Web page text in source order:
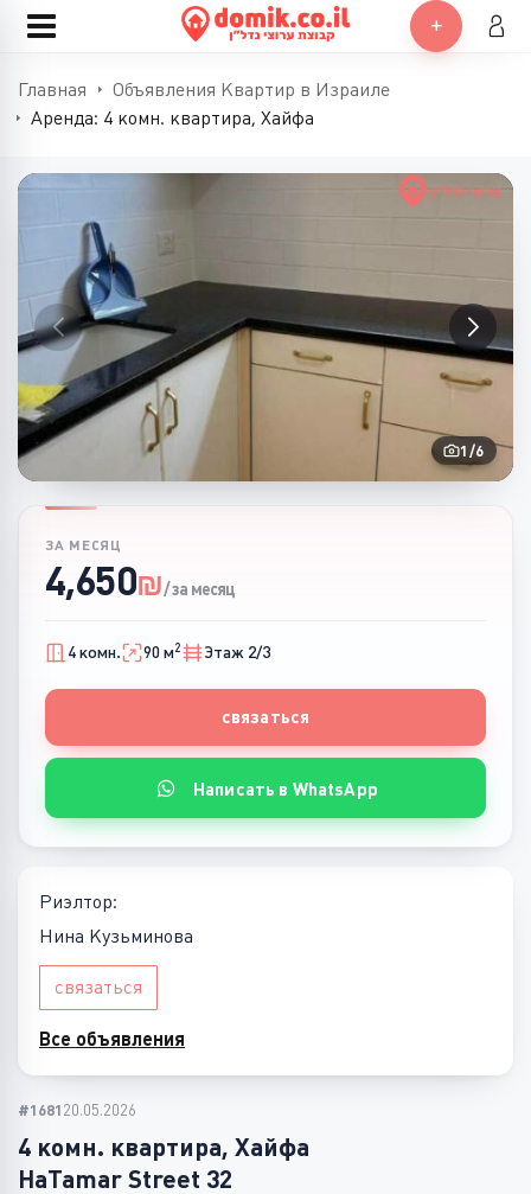
Главная
Объявления Квартир в Израиле
Аренда: 4 комн. квартира, Хайфа
1 /6
ЗА МЕСЯЦ
4,650₪/ за месяц
4 комн. 90 м2 Этаж 2/3
связаться
Написать в WhatsApp
Риэлтор:
Нина Кузьминова
связаться
Все объявления
#1681 20.05.2026
4 комн. квартира, Хайфа
HaTamar Street 32